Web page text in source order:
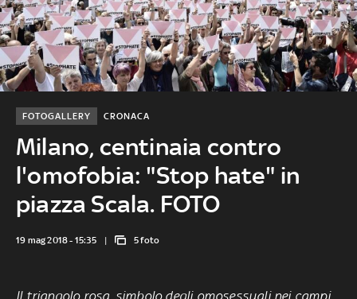
Milano, centinaia contro
l'omofobia: "Stop hate" in
piazza Scala. FOTO
CRONACA
FOTOGALLERY
19 mag 2018 - 15:35 5 foto
Il triangolo rosa, simbolo degli omosessuali nei campi